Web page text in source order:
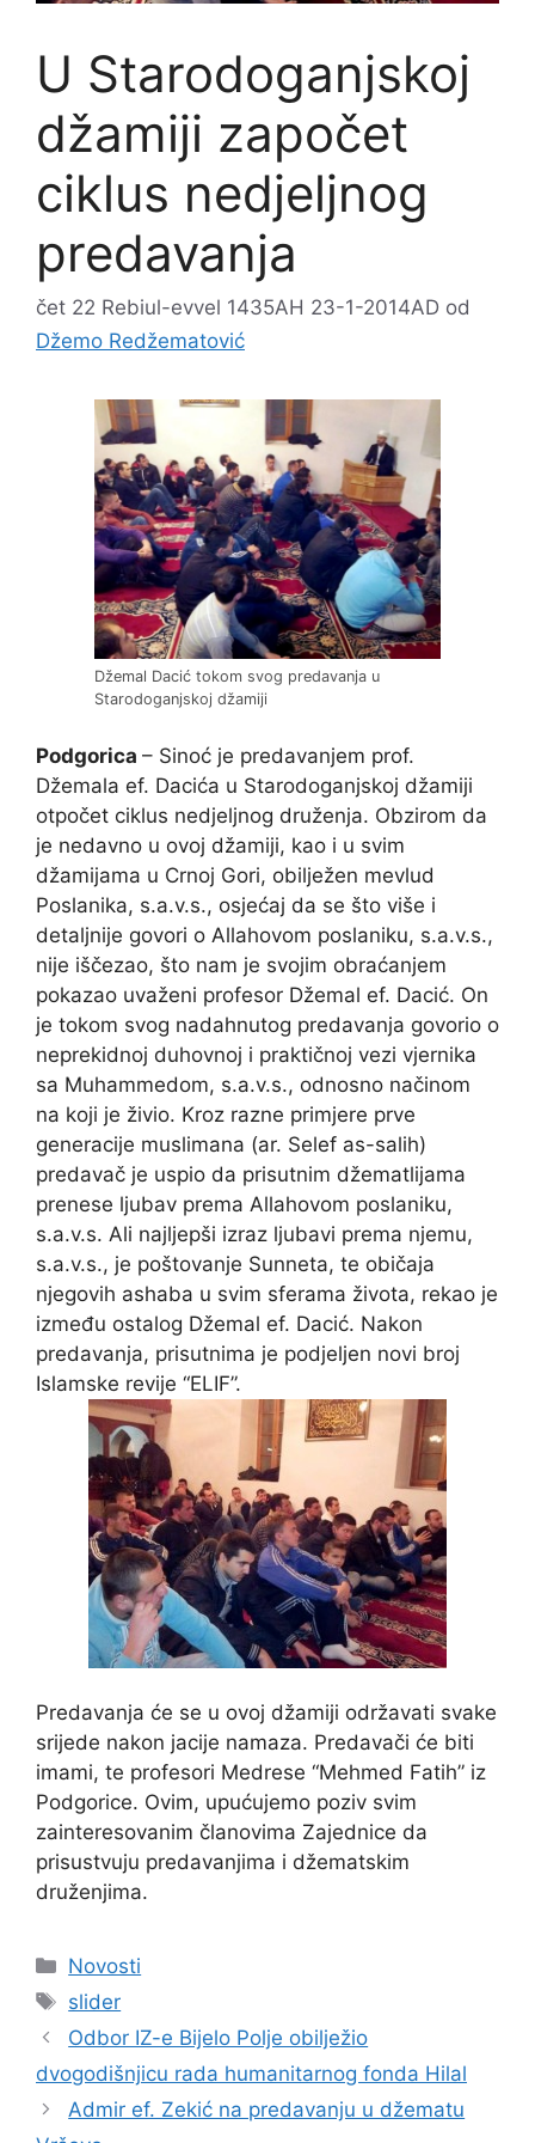
U Starodoganjskoj
džamiji započet
ciklus nedjeljnog
predavanja
čet 22 Rebiul-evvel 1435AH 23-1-2014AD od
Džemo Redžematović
Džemal Dacić tokom svog predavanja u
Starodoganjskoj džamiji
Podgorica – Sinoć je predavanjem prof.
Džemala ef. Dacića u Starodoganjskoj džamiji
otpočet ciklus nedjeljnog druženja. Obzirom da
je nedavno u ovoj džamiji, kao i u svim
džamijama u Crnoj Gori, obilježen mevlud
Poslanika, s.a.v.s., osjećaj da se što više i
detaljnije govori o Allahovom poslaniku, s.a.v.s.,
nije iščezao, što nam je svojim obraćanjem
pokazao uvaženi profesor Džemal ef. Dacić. On
je tokom svog nadahnutog predavanja govorio o
neprekidnoj duhovnoj i praktičnoj vezi vjernika
sa Muhammedom, s.a.v.s., odnosno načinom
na koji je živio. Kroz razne primjere prve
generacije muslimana (ar. Selef as-salih)
predavač je uspio da prisutnim džematlijama
prenese ljubav prema Allahovom poslaniku,
s.a.v.s. Ali najljepši izraz ljubavi prema njemu,
s.a.v.s., je poštovanje Sunneta, te običaja
njegovih ashaba u svim sferama života, rekao je
između ostalog Džemal ef. Dacić. Nakon
predavanja, prisutnima je podjeljen novi broj
Islamske revije “ELIF”.
Predavanja će se u ovoj džamiji održavati svake
srijede nakon jacije namaza. Predavači će biti
imami, te profesori Medrese “Mehmed Fatih” iz
Podgorice. Ovim, upućujemo poziv svim
zainteresovanim članovima Zajednice da
prisustvuju predavanjima i džematskim
druženjima.
Kategorije
Novosti
Oznake
slider
Odbor IZ-e Bijelo Polje obilježio
dvogodišnjicu rada humanitarnog fonda Hilal
Admir ef. Zekić na predavanju u džematu